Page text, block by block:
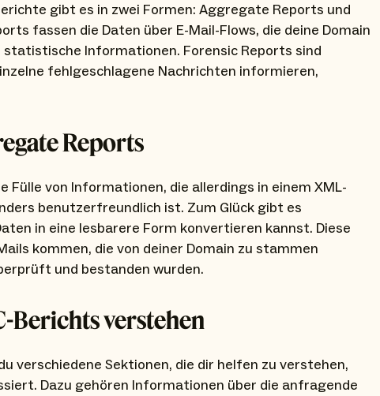
gibt es in zwei Formen: Aggregate Reports und
fassen die Daten über E-Mail-Flows, die deine Domain
Informationen. Forensic Reports sind
fehlgeschlagene Nachrichten informieren,
Reports
von Informationen, die allerdings in einem XML-
benutzerfreundlich ist. Zum Glück gibt es
in eine lesbarere Form konvertieren kannst. Diese
kommen, die von deiner Domain zu stammen
und bestanden wurden.
Berichts verstehen
verschiedene Sektionen, die dir helfen zu verstehen,
Dazu gehören Informationen über die anfragende